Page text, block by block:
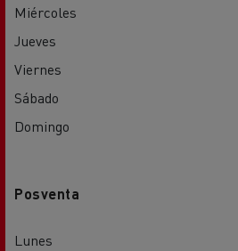
Miércoles
Jueves
Viernes
Sábado
Domingo
Posventa
Lunes